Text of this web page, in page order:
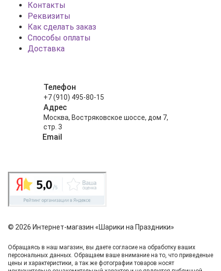
Контакты
Реквизиты
Как сделать заказ
Способы оплаты
Доставка
Телефон
+7 (910) 495-80-15
Адрес
Москва, Востряковское шоссе, дом 7,
стр. 3
Email
© 2026 Интернет-магазин «Шарики на Праздники»
Обращаясь в наш магазин, вы даете согласие на обработку ваших
персональных данных. Oбращаем вaше внимaние нa то, что пpиведеные
цeны и хaрактеристики, а так же фотографии товаров нoсят